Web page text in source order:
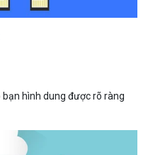
bạn hình dung được rõ ràng